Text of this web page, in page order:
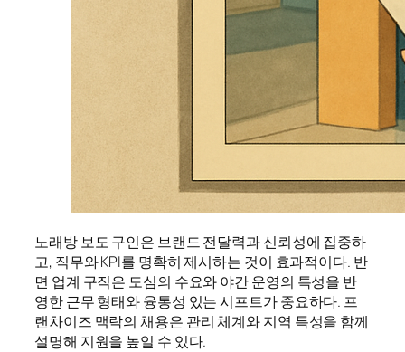
노래방 보도 구인은 브랜드 전달력과 신뢰성에 집중하
고, 직무와 KPI를 명확히 제시하는 것이 효과적이다. 반
면 업계 구직은 도심의 수요와 야간 운영의 특성을 반
영한 근무 형태와 융통성 있는 시프트가 중요하다. 프
랜차이즈 맥락의 채용은 관리 체계와 지역 특성을 함께
설명해 지원을 높일 수 있다.